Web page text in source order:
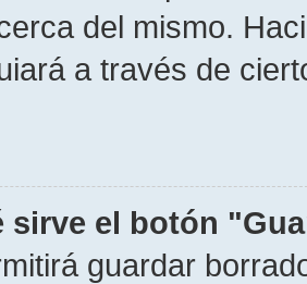
del mismo.
a través de
sirve el botón
guardar